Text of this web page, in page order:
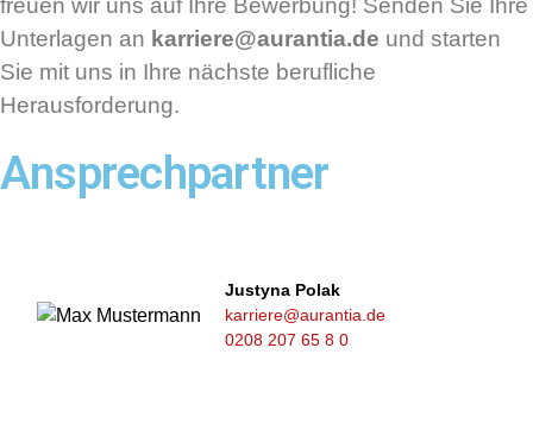
freuen wir uns auf Ihre Bewerbung! Senden Sie Ihre
Unterlagen an karriere@aurantia.de und starten
Sie mit uns in Ihre nächste berufliche
Herausforderung.
Ansprechpartner
Justyna Polak
karriere@aurantia.de
0208 207 65 8 0